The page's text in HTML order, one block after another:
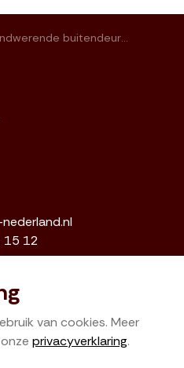
buitendeur - 30 minuten - Multiplus Garant 30min EN-1634 (40mm) stomp
15 12
van cookies. Meer
onzeprivacyverklaring.